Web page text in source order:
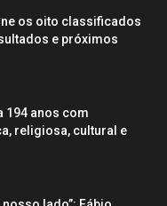
os oito classificados
e próximos
194 anos com
religiosa, cultural e